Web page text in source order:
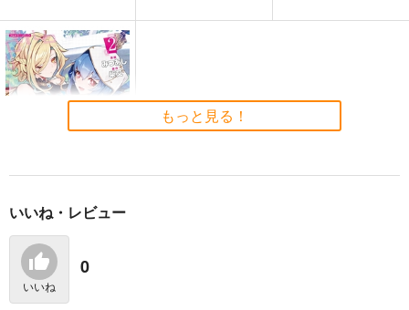
ふかふかダンジョン攻
略記 ～俺の異世界転
生冒険譚～ 18
マッグガーデン
759円（税込）
俺のレベルアップがお
かしい! デキる男の異
世界転生 2
フロンティアワークス
1,100円
もっと見る！
いいね・レビュー
いいね
0